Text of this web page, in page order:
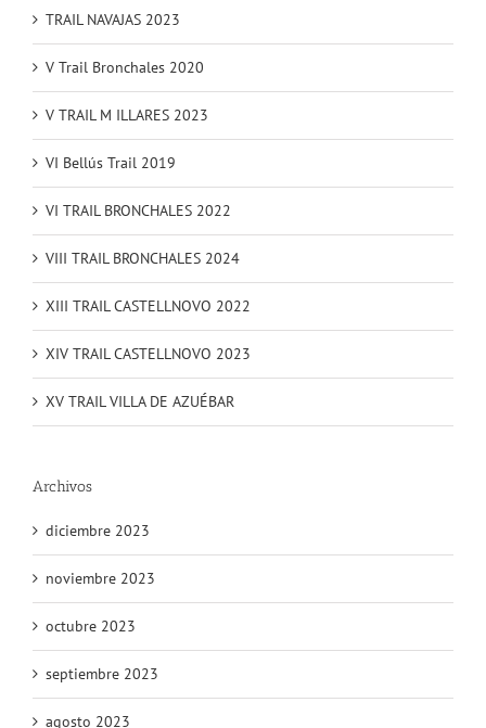
TRAIL NAVAJAS 2023
V Trail Bronchales 2020
V TRAIL M ILLARES 2023
VI Bellús Trail 2019
VI TRAIL BRONCHALES 2022
VIII TRAIL BRONCHALES 2024
XIII TRAIL CASTELLNOVO 2022
XIV TRAIL CASTELLNOVO 2023
XV TRAIL VILLA DE AZUÉBAR
Archivos
diciembre 2023
noviembre 2023
octubre 2023
septiembre 2023
agosto 2023